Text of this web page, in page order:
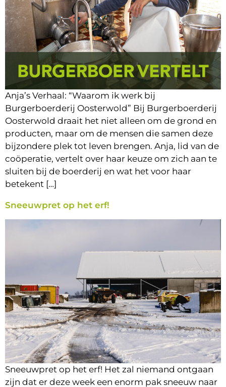
Anja’s Verhaal: “Waarom ik werk bij
Burgerboerderij Oosterwold” Bij Burgerboerderij
Oosterwold draait het niet alleen om de grond en
producten, maar om de mensen die samen deze
bijzondere plek tot leven brengen. Anja, lid van de
coöperatie, vertelt over haar keuze om zich aan te
sluiten bij de boerderij en wat het voor haar
betekent […]
Sneeuwpret op het erf!
Sneeuwpret op het erf! Het zal niemand ontgaan
zijn dat er deze week een enorm pak sneeuw naar